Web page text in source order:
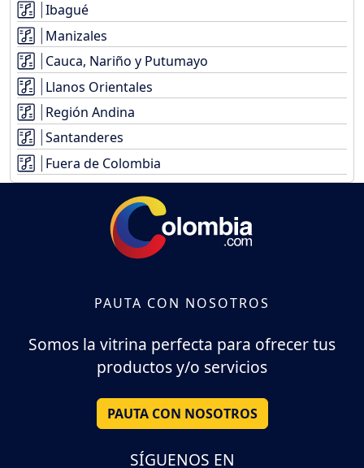
Ibagué
Manizales
Cauca, Nariño y Putumayo
Llanos Orientales
Región Andina
Santanderes
Fuera de Colombia
PAUTA CON NOSOTROS
Somos la vitrina perfecta para ofrecer tus
productos y/o servicios
PAUTA CON NOSOTROS
SÍGUENOS EN